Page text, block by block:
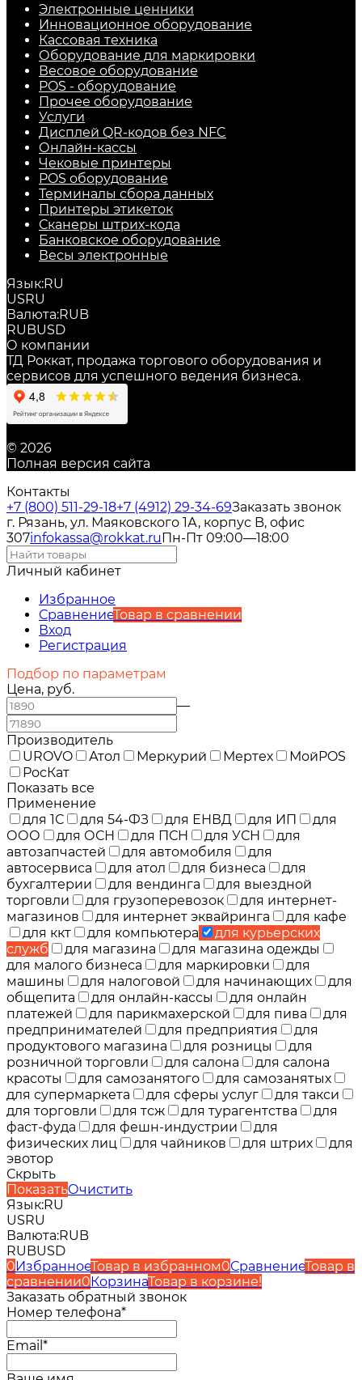
Электронные ценники
Инновационное оборудование
Кассовая техника
Оборудование для маркировки
Весовое оборудование
POS - оборудование
Прочее оборудование
Услуги
Дисплей QR-кодов без NFC
Онлайн-кассы
Чековые принтеры
POS оборудование
Терминалы сбора данных
Принтеры этикеток
Сканеры штрих-кода
Банковское оборудование
Весы электронные
Язык:RU
USRU
Валюта:RUB
RUBUSD
О компании
ТД Роккат, продажа торгового оборудования и
сервисов для успешного ведения бизнеса.
© 2026
Полная версия сайта
Контакты
+7 (800) 511-29-18+7 (4912) 29-34-69Заказать звонок
г. Рязань, ул. Маяковского 1А, корпус B, офис
307infokassa@rokkat.ruПн-Пт 09:00—18:00
Личный кабинет
Избранное
СравнениеТовар в сравнении
Вход
Регистрация
Подбор по параметрам
Цена, руб.
—
Производитель
UROVO
Атол Меркурий Мертех
МойPOS
РосКат
Показать все
Применение
для 1С
для 54-ФЗ для ЕНВД для ИП
для
ООО
для ОСН для ПСН для УСН
для
автозапчастей
для автомобиля
для
автосервиса
для атол для бизнеса
для
бухгалтерии
для вендинга
для выездной
торговли
для грузоперевозок
для интернет-
магазинов
для интернет эквайринга
для кафе
для ккт
для компьютера
для курьерских
служб
для магазина
для магазина одежды
для малого бизнеса
для маркировки
для
машины
для налоговой для начинающих
для
общепита
для онлайн-кассы
для онлайн
платежей
для парикмахерской для пива
для
предпринимателей
для предприятия
для
продуктового магазина
для розницы
для
розничной торговли
для салона
для салона
красоты
для самозанятого
для самозанятых
для супермаркета
для сферы услуг
для такси
для торговли
для тсж для турагентства
для
фаст-фуда
для фешн-индустрии
для
физических лиц
для чайников для штрих
для
эвотор
Скрыть
ПоказатьОчистить
Язык:RU
USRU
Валюта:RUB
RUBUSD
0ИзбранноеТовар в избранном0СравнениеТовар в
сравнении0КорзинаТовар в корзине!
Заказать обратный звонок
Номер телефона*
Email*